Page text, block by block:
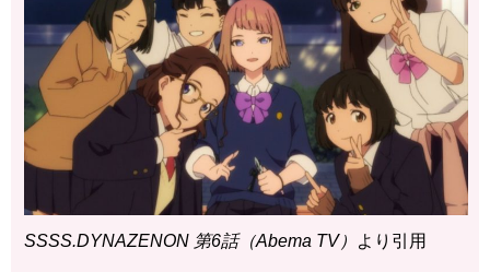
SSSS.DYNAZENON 第6話（Abema TV） より引用